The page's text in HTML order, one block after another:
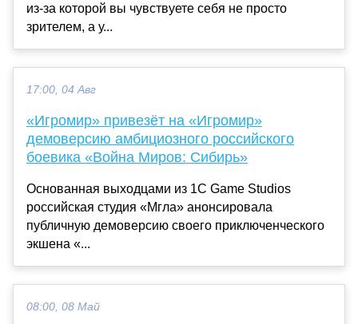
из-за которой вы чувствуете себя не просто
зрителем, а у...
17:00, 04 Авг
«Игромир» привезёт на «Игромир»
демоверсию амбициозного российского
боевика «Война Миров: Сибирь»
Основанная выходцами из 1C Game Studios
российская студия «Мгла» анонсировала
публичную демоверсию своего приключенческого
экшена «...
08:00, 08 Май